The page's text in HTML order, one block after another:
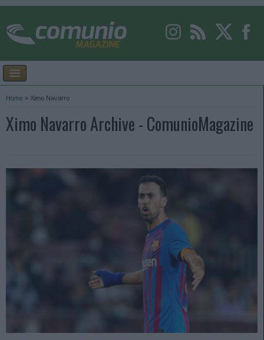
Home » Ximo Navarro
Ximo Navarro Archive - ComunioMagazine